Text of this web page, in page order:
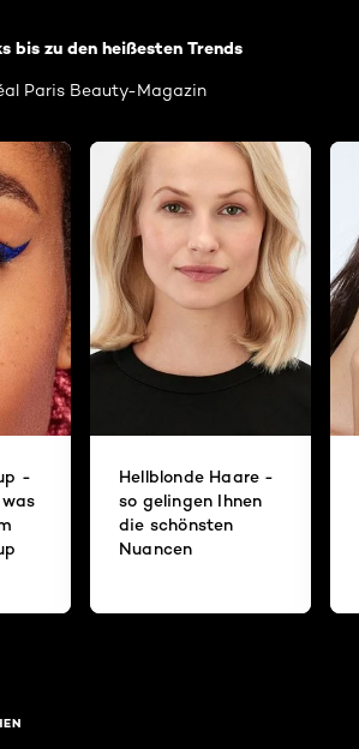
bis zu den heißesten Trends
Paris Beauty-Magazin
-
Hellblonde Haare -
so gelingen Ihnen
die schönsten
Nuancen